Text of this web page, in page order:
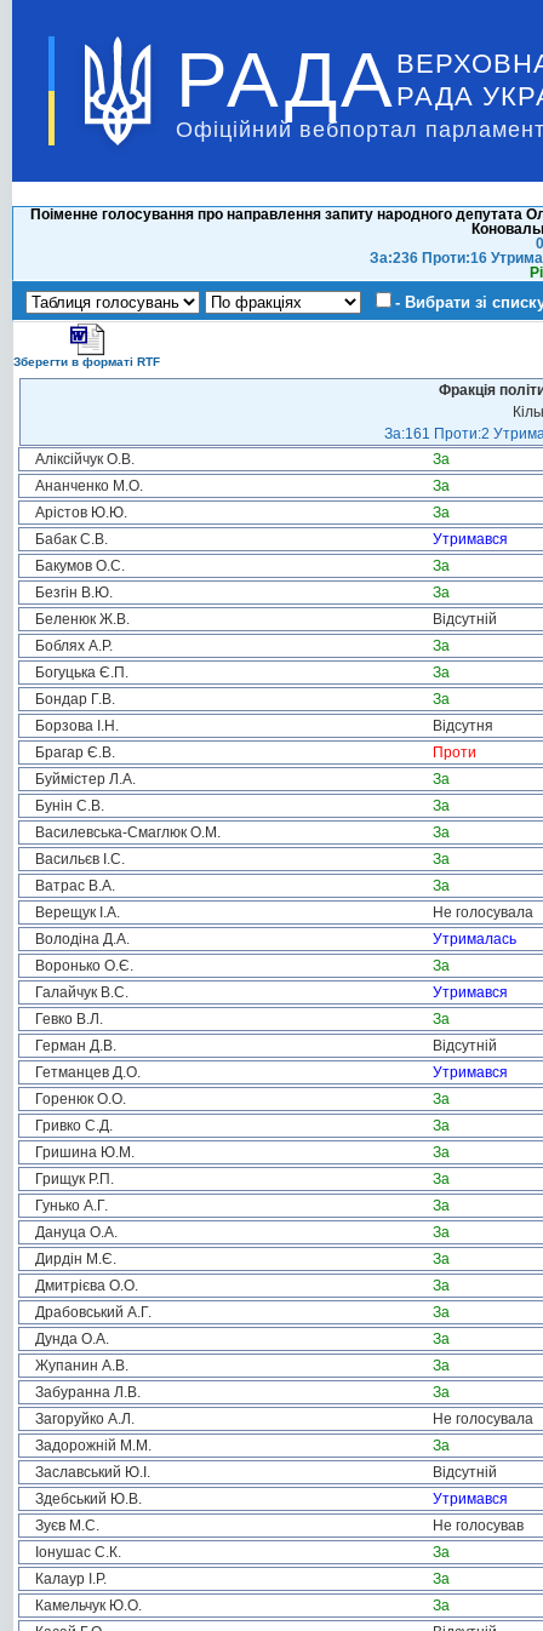
РАДА РАДА
Офіційний вебпортал
Поіменне голосування про направлення запиту народного депутата
За:236 Проти:16
- Вибрати зі
Зберегти в форматі RTF
Фракція
За:161 Проти:2
Аліксійчук О.В.
За
Ананченко М.О.
За
Арістов Ю.Ю.
За
Бабак С.В.
Утримався
Бакумов О.С.
За
Безгін В.Ю.
За
Беленюк Ж.В.
Відсутній
Боблях А.Р.
За
Богуцька Є.П.
За
Бондар Г.В.
За
Борзова І.Н.
Відсутня
Брагар Є.В.
Проти
Буймістер Л.А.
За
Бунін С.В.
За
Василевська-Смаглюк О.М.
За
Васильєв І.С.
За
Ватрас В.А.
За
Верещук І.А.
Не голосувала
Володіна Д.А.
Утрималась
Воронько О.Є.
За
Галайчук В.С.
Утримався
Гевко В.Л.
За
Герман Д.В.
Відсутній
Гетманцев Д.О.
Утримався
Горенюк О.О.
За
Гривко С.Д.
За
Гришина Ю.М.
За
Грищук Р.П.
За
Гунько А.Г.
За
Дануца О.А.
За
Дирдін М.Є.
За
Дмитрієва О.О.
За
Драбовський А.Г.
За
Дунда О.А.
За
Жупанин А.В.
За
Забуранна Л.В.
За
Загоруйко А.Л.
Не голосувала
Задорожній М.М.
За
Заславський Ю.І.
Відсутній
Здебський Ю.В.
Утримався
Зуєв М.С.
Не голосував
Іонушас С.К.
За
Калаур І.Р.
За
Камельчук Ю.О.
За